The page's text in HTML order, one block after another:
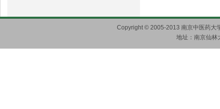
Copyright © 2005-2013 南京中医药大
地址：南京仙林